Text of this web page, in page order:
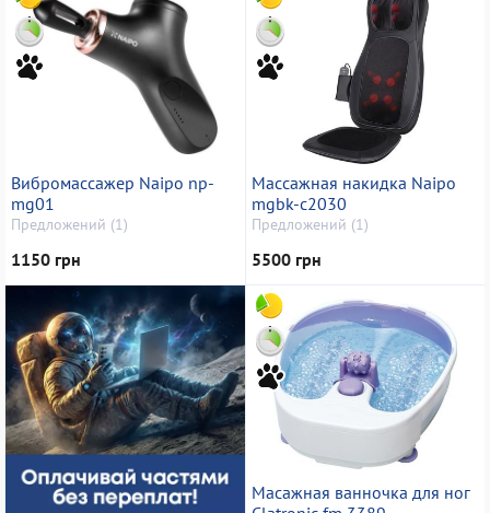
Вибромассажер Naipo np-
mg01
Предложений (1)
1150 грн
Массажная накидка Naipo
mgbk-c2030
Предложений (1)
5500 грн
Масажная ванночка для ног